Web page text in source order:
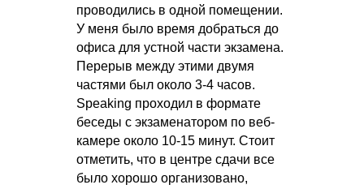
проводились в одной помещении.
У меня было время добраться до
офиса для устной части экзамена.
Перерыв между этими двумя
частями был около 3-4 часов.
Speaking проходил в формате
беседы с экзаменатором по веб-
камере около 10-15 минут. Стоит
отметить, что в центре сдачи все
было хорошо организовано,